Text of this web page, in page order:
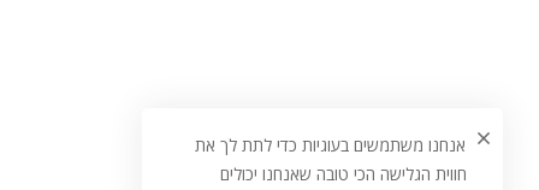
אנחנו משתמשים בעוגיות כדי לתת לך את
חווית הגלישה הכי טובה שאנחנו יכולים